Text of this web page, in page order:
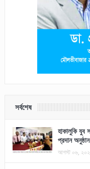
সর্বশেষ
হাকালুকি যুব
প্রদান
আগস্ট ০৬,